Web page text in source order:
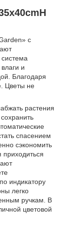
с
и
Благодаря
Цветы не
растения
спасением
сэкономить
приходиться
индикатору
легко
ручкам. В
цветовой